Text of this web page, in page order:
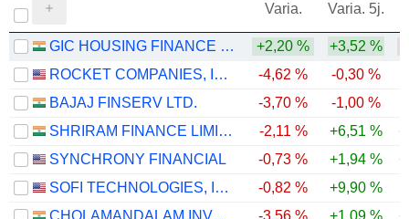
Varia. Varia. 5j.
GIC HOUSING FINANCE LIMITED +2,20 % +3,52 %
ROCKET COMPANIES, INC.
-4,62 % -0,30 %
BAJAJ FINSERV LTD.
-3,70 % -1,00 %
SHRIRAM FINANCE LIMITED
-2,11 % +6,51 %
SYNCHRONY FINANCIAL
-0,73 % +1,94 %
SOFI TECHNOLOGIES, INC.
-0,82 % +9,90 %
CHOLAMANDALAM INVESTMENT AND FINANCE COMPANY LIMITED
-3,56 % +1,09 %